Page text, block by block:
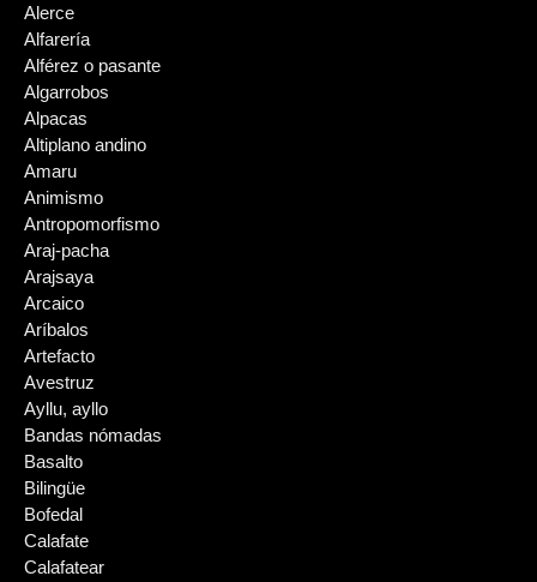
Alerce
Alfarería
Alférez o pasante
Algarrobos
Alpacas
Altiplano andino
Amaru
Animismo
Antropomorfismo
Araj-pacha
Arajsaya
Arcaico
Aríbalos
Artefacto
Avestruz
Ayllu, ayllo
Bandas nómadas
Basalto
Bilingüe
Bofedal
Calafate
Calafatear